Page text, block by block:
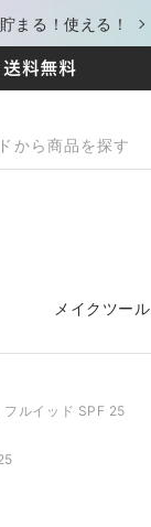
まる！使える！
メイクツール
フルイッド SPF 25